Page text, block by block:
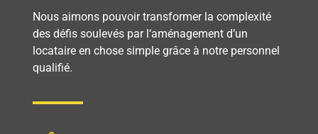
Nous aimons pouvoir transformer la complexité
des défis soulevés par l‘aménagement d’un
locataire en chose simple grâce à notre personnel
qualifié.